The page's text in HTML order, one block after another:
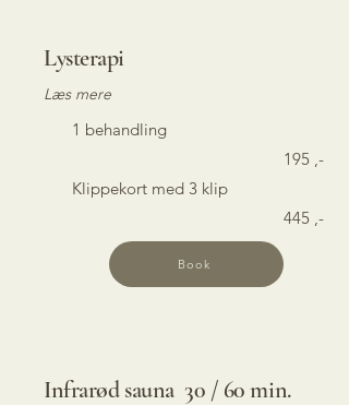
Lysterapi
Læs mere
1 behandling
195 ,-
Klippekort med 3 klip
445 ,-
Book
Infrarød sauna 30 / 60 min.